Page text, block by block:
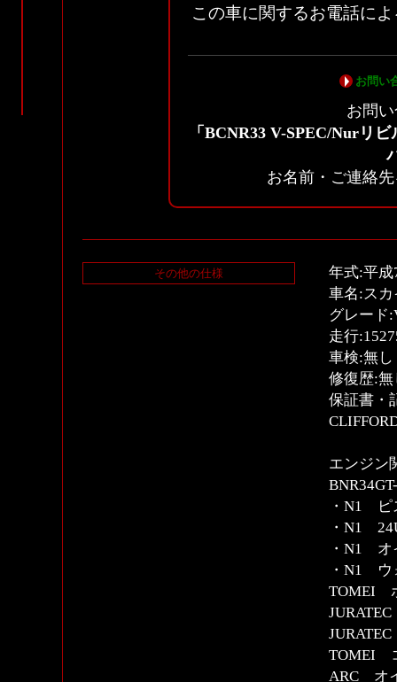
この車に関するお電話に
お問い
お問
「BCNR33 V-SPEC/Nurリ
お名前・ご連絡
その他の仕様
年式:平成
車名:スカ
グレード
走行
車検:無し
修復歴:無
保証書・
エンジン
・N1 ピ
・N1
・N1 オ
・N1 ウ
TOMEI
TOMEI
ARC オ